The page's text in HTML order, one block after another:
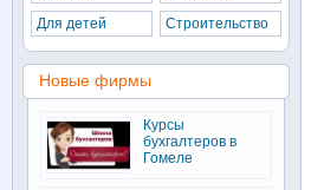
Для детей
Строительство
Новые фирмы
Курсы
бухгалтеров в
Гомеле